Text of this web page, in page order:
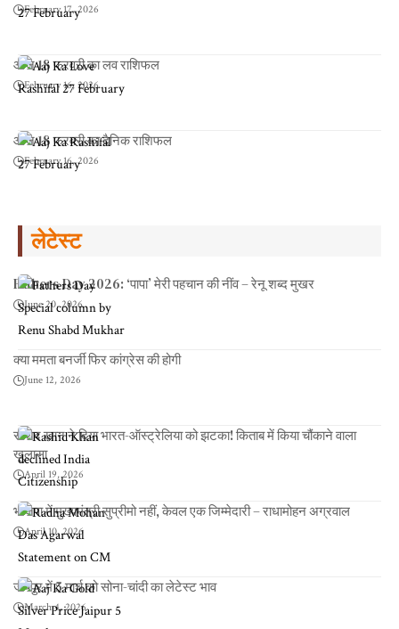
February 17, 2026
आज 18 फरवरी का लव राशिफल
February 16, 2026
आज 18 फरवरी का दैनिक राशिफल
February 16, 2026
लेटेस्ट
Fathers Day 2026: ‘पापा’ मेरी पहचान की नींव – रेनू शब्द मुखर
June 20, 2026
क्या ममता बनर्जी फिर कांग्रेस की होगी
June 12, 2026
राशिद खान ने दिया भारत-ऑस्ट्रेलिया को झटका! किताब में किया चौंकाने वाला
खुलासा
April 19, 2026
भाजपा में मुख्यमंत्री सुप्रीमो नहीं, केवल एक जिम्मेदारी – राधामोहन अग्रवाल
April 10, 2026
जयपुर में 5 मार्च को सोना-चांदी का लेटेस्ट भाव
March 4, 2026